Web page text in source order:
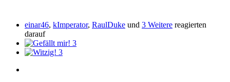
einar46, kImperator, RaulDuke und 3 Weitere reagierten
darauf
3
3